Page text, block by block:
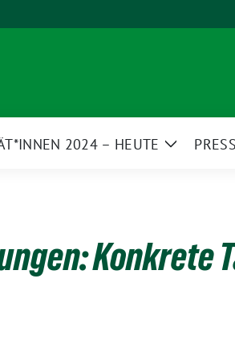
2024 – HEUTE
Zeige
Konkrete